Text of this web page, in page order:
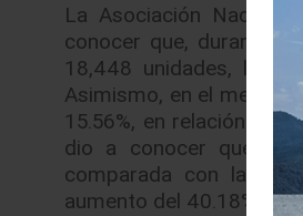
La Asociación
conocer que, durante
18,448 unidades, lo
Asimismo, en el mes de
15.56%, en relación
dio a conocer que,
comparada con las
aumento del 40.18%.